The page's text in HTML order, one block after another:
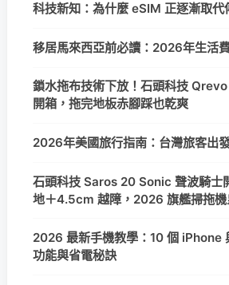
科技新知：為什麼 eSIM 正逐漸取代
移居馬來西亞前必讀：2026年生活
鎖水拖布技術下放！石頭科技
開箱，拖完地板赤腳踩也乾爽
2026年美國旅行指南：台灣旅客出
石頭科技 Saros 20 Sonic 聲波騎士
地＋4.5cm 越障，2026 旗艦掃拖機
2026 最新手機教學：10 個 iPhone
功能與省電秘訣